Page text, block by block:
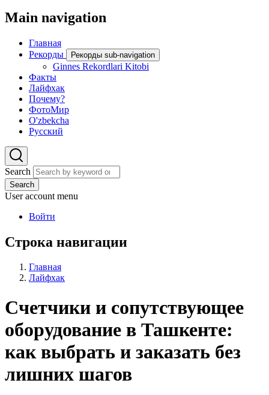
Main navigation
Главная
Рекорды
Рекорды sub-navigation
Ginnes Rekordlari Kitobi
Факты
Лайфхак
Почему?
ФотоМир
O'zbekcha
Русский
Search
Search
User account menu
Войти
Строка навигации
Главная
Лайфхак
Счетчики и сопутствующее
оборудование в Ташкенте:
как выбрать и заказать без
лишних шагов